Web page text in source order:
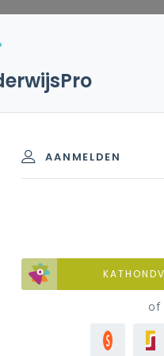
2de graad
doelen Fysica
AANMELDEN
of